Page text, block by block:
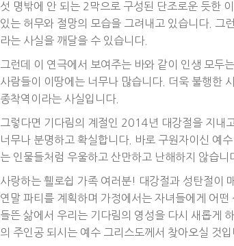
섯 명밖에 안 되는 2막으로 구성된 단조로운 듯한
있는 허무와 절망의 모습을 그려내고 있습니다. 그
라는 사실을 깨달을 수 있습니다.
그런데 이 연극에서 보여주는 바와 같이 인생 모두
사람들이 이땅에는 너무나 많습니다. 더욱 불행한
종착역이라는 사실입니다.
그렇다면 기다림의 계절인 2014년 대강절을 지내
너무나 분명하고 확실합니다. 바로 구원자이신 예
는 인물들처럼 우울하고 산만하고 난해하지 않습
사랑하는 휄로쉽 가족 여러분! 대강절과 성탄절이
연말 파티를 계획하며 가정에서는 자녀들에게 어
들뜬 삶에서 우리는 기다림의 영성을 다시 새롭게
의 주인공 되시는 예수 그리스도께서 찾아오실 것